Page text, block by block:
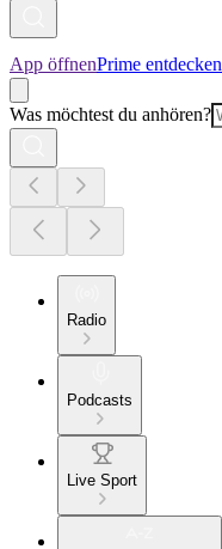
App öffnenPrime entdecken
Was möchtest du anhören?
Radio
Podcasts
Live Sport